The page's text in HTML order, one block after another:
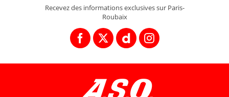
Recevez des informations exclusives sur Paris-
Roubaix